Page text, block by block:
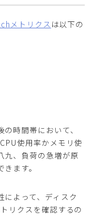
メトリクス は以下の
時間帯において、
使用率かメモリ使
九、負荷の急増が原
ます。
よって、ディスク
リクスを確認するの